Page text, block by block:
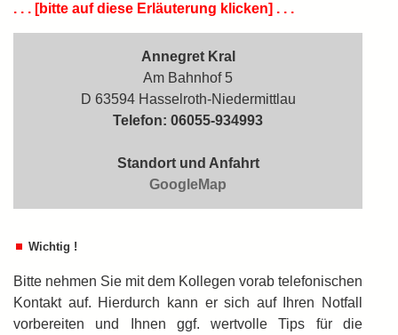
. . . [bitte auf diese Erläuterung klicken] . . .
Annegret Kral
Am Bahnhof 5
D 63594 Hasselroth-Niedermittlau
Telefon: 06055-934993
Standort und Anfahrt
GoogleMap
Wichtig !
Bitte nehmen Sie mit dem Kollegen vorab telefonischen
Kontakt auf. Hierdurch kann er sich auf Ihren Notfall
vorbereiten und Ihnen ggf. wertvolle Tips für die